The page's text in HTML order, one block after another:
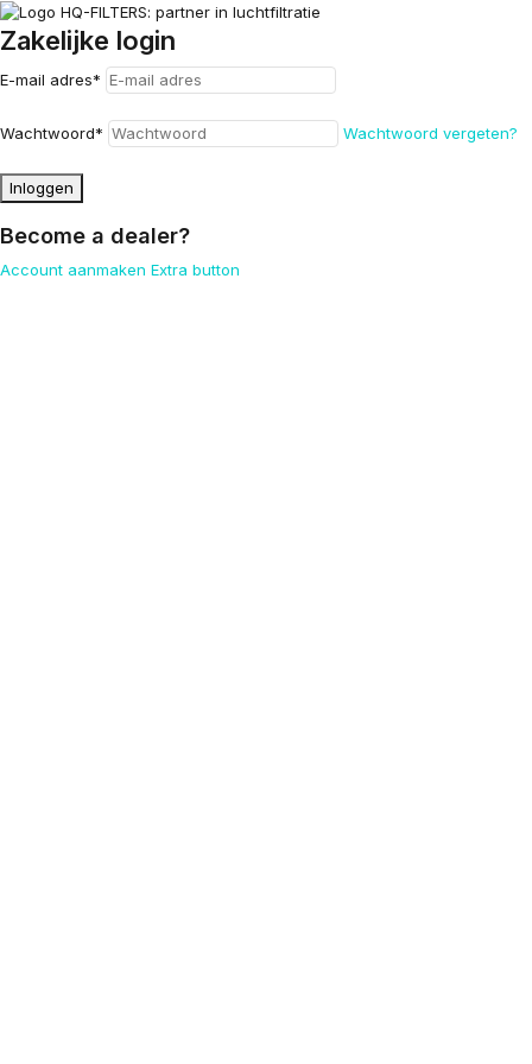
Zakelijke login
E-mail adres*
Wachtwoord* Wachtwoord vergeten?
Inloggen
Become a dealer?
Account aanmaken Extra button